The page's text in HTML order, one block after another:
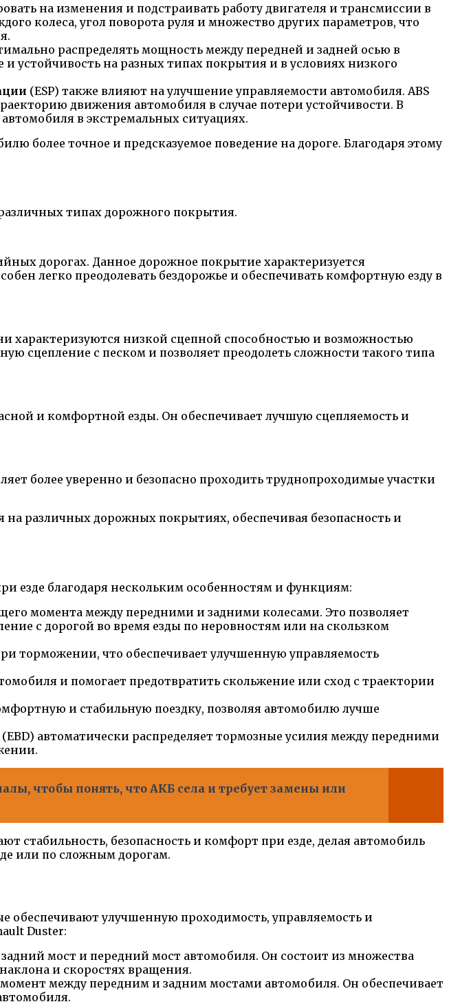
на изменения и подстраивать работу двигателя и трансмиссии в
колеса, угол поворота руля и множество других параметров, что
распределять мощность между передней и задней осью в
устойчивость на разных типах покрытия и в условиях низкого
(ESP) также влияют на улучшение управляемости автомобиля. ABS
движения автомобиля в случае потери устойчивости. В
в экстремальных ситуациях.
более точное и предсказуемое поведение на дороге. Благодаря этому
типах дорожного покрытия.
дорогах. Данное дорожное покрытие характеризуется
легко преодолевать бездорожье и обеспечивать комфортную езду в
низкой сцепной способностью и возможностью
сцепление с песком и позволяет преодолеть сложности такого типа
и комфортной езды. Он обеспечивает лучшую сцепляемость и
более уверенно и безопасно проходить труднопроходимые участки
различных дорожных покрытиях, обеспечивая безопасность и
езде благодаря нескольким особенностям и функциям:
момента между передними и задними колесами. Это позволяет
с дорогой во время езды по неровностям или на скользком
торможении, что обеспечивает улучшенную управляемость
и помогает предотвратить скольжение или сход с траектории
и стабильную поездку, позволяя автомобилю лучше
автоматически распределяет тормозные усилия между передними
чтобы понять, что АКБ села и требует замены или
стабильность, безопасность и комфорт при езде, делая автомобиль
или по сложным дорогам.
улучшенную проходимость, управляемость и
Duster:
мост и передний мост автомобиля. Он состоит из множества
и скоростях вращения.
между передним и задним мостами автомобиля. Он обеспечивает